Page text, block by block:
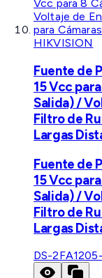
HIKVISION
Fuente de
15 Vcc
Salida) /
Filtro de
Largas
Fuente de
15 Vcc
Salida) /
Filtro de
Largas
DS-